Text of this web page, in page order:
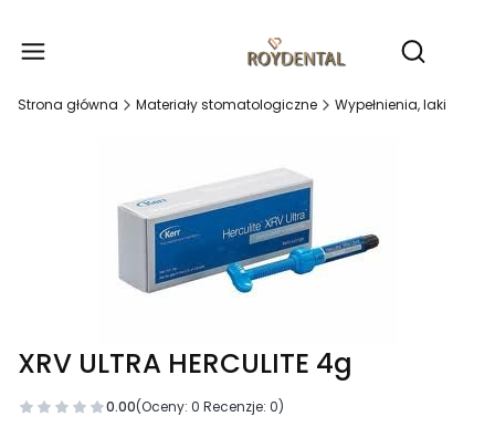
Otwórz
Strona główna Materiały stomatologiczne Wypełnienia, laki
XRV ULTRA HERCULITE 4g
0.00(Oceny: 0 Recenzje: 0)